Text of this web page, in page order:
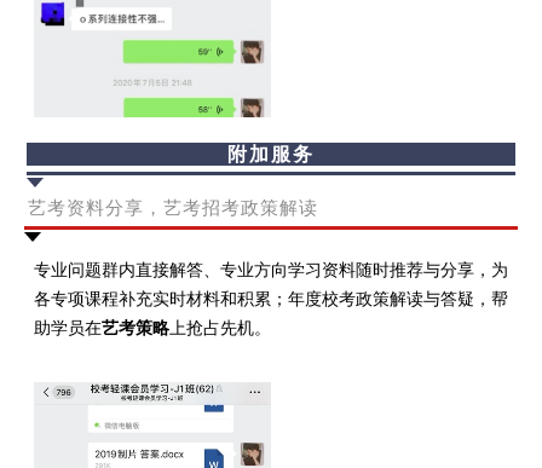
附加服务
艺考资料分享，艺考招考政策解读
专业问题群内直接解答、 专业方向学习资料随时推荐与分享， 为
各专项课程补充实时材料和积累； 年度校考政策解读与答疑，帮
助学员在艺考策略上抢占先机。